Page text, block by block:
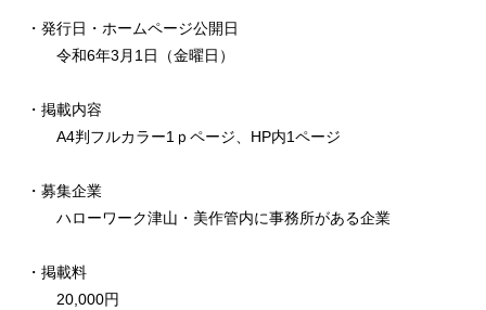
・発行日・ホームページ公開日
令和6年3月1日（金曜日）
・掲載内容
A4判フルカラー1ｐページ、HP内1ページ
・募集企業
ハローワーク津山・美作管内に事務所がある企業
・掲載料
20,000円